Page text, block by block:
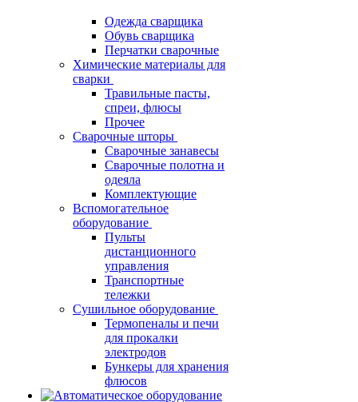
Одежда сварщика
Обувь сварщика
Перчатки сварочные
Химические материалы для
сварки
Травильные пасты,
спреи, флюсы
Прочее
Сварочные шторы
Сварочные занавесы
Сварочные полотна и
одеяла
Комплектующие
Вспомогательное
оборудование
Пульты
дистанционного
управления
Транспортные
тележки
Сушильное оборудование
Термопеналы и печи
для прокалки
электродов
Бункеры для хранения
флюсов